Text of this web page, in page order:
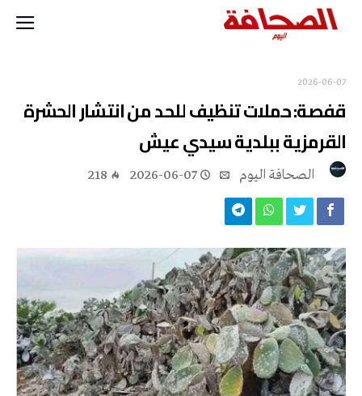
2026-06-07
قفصة: حملات تنظيف للحد من انتشار الحشرة
القرمزية ببلدية سيدي عيش
2026-06-07
218